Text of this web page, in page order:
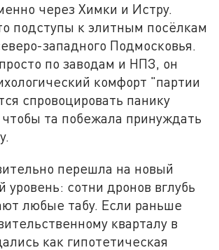
через Химки и Истру.
подступы к элитным посёлкам
западного Подмосковья.
по заводам и НПЗ, он
комфорт "партии
спровоцировать панику
та побежала принуждать
перешла на новый
уровень: сотни дронов вглубь
любые табу. Если раньше
кварталу в
как гипотетическая